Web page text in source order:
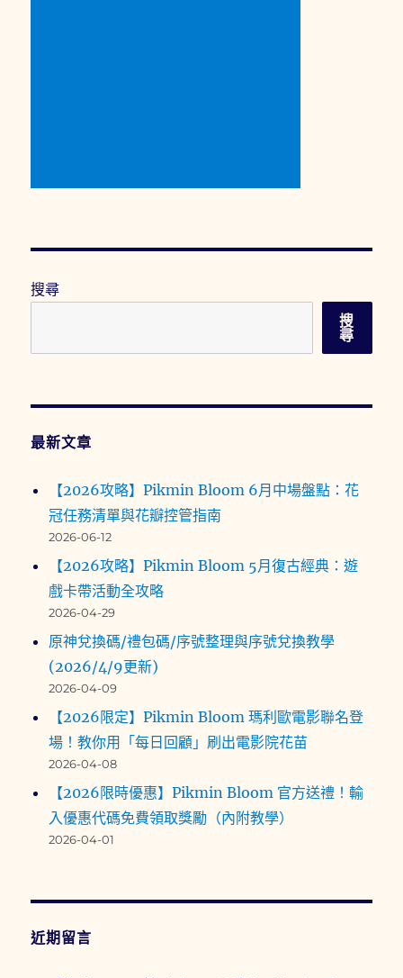
搜尋
搜
尋
最新文章
【2026攻略】Pikmin Bloom 6月中場盤點：花
冠任務清單與花瓣控管指南
2026-06-12
【2026攻略】Pikmin Bloom 5月復古經典：遊
戲卡帶活動全攻略
2026-04-29
原神兌換碼/禮包碼/序號整理與序號兌換教學
(2026/4/9更新)
2026-04-09
【2026限定】Pikmin Bloom 瑪利歐電影聯名登
場！教你用「每日回顧」刷出電影院花苗
2026-04-08
【2026限時優惠】Pikmin Bloom 官方送禮！輸
入優惠代碼免費領取獎勵（內附教學）
2026-04-01
近期留言